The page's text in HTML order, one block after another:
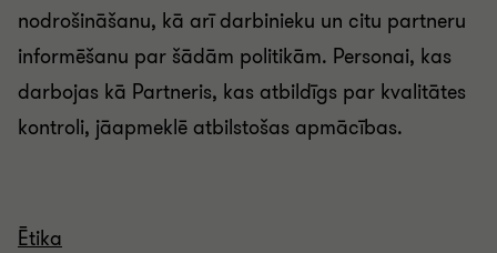
nodrošināšanu, kā arī darbinieku un citu partneru
informēšanu par šādām politikām. Personai, kas
darbojas kā Partneris, kas atbildīgs par kvalitātes
kontroli, jāapmeklē atbilstošas apmācības.
Ētika